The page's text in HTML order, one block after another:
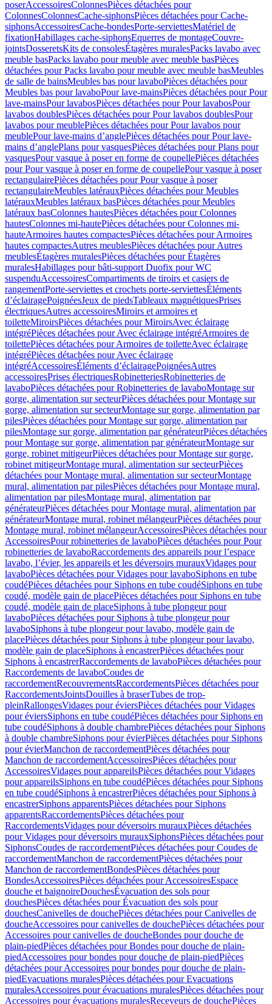
poserAccessoiresColonnesPièces détachées pour
ColonnesColonnesCache-siphonsPièces détachées pour Cache-
siphonsAccessoiresCache-bondesPorte-serviettesMatériel de
fixationHabillages cache-siphonsEquerres de montageCouvre-
jointsDosseretsKits de consolesÉtagères muralesPacks lavabo avec
meuble basPacks lavabo pour meuble avec meuble basPièces
détachées pour Packs lavabo pour meuble avec meuble basMeubles
de salle de bainsMeubles bas pour lavaboPièces détachées pour
Meubles bas pour lavaboPour lave-mainsPièces détachées pour Pour
lave-mainsPour lavabosPièces détachées pour Pour lavabosPour
lavabos doublesPièces détachées pour Pour lavabos doublesPour
lavabos pour meublePièces détachées pour Pour lavabos pour
meublePour lave-mains d’anglePièces détachées pour Pour lave-
mains d’anglePlans pour vasquesPièces détachées pour Plans pour
vasquesPour vasque à poser en forme de coupellePièces détachées
pour Pour vasque à poser en forme de coupellePour vasque à poser
rectangulairePièces détachées pour Pour vasque à poser
rectangulaireMeubles latérauxPièces détachées pour Meubles
latérauxMeubles latéraux basPièces détachées pour Meubles
latéraux basColonnes hautesPièces détachées pour Colonnes
hautesColonnes mi-hautePièces détachées pour Colonnes mi-
hauteArmoires hautes compactesPièces détachées pour Armoires
hautes compactesAutres meublesPièces détachées pour Autres
meublesÉtagères muralesPièces détachées pour Étagères
muralesHabillages pour bâti-support Duofix pour WC
suspenduAccessoiresCompartiments de tiroirs et casiers de
rangementPorte-serviettes et crochets porte-serviettesÉléments
d’éclairagePoignéesJeux de piedsTableaux magnétiquesPrises
électriquesAutres accessoiresMiroirs et armoires et
toiletteMiroirsPièces détachées pour MiroirsAvec éclairage
intégréPièces détachées pour Avec éclairage intégréArmoires de
toilettePièces détachées pour Armoires de toiletteAvec éclairage
intégréPièces détachées pour Avec éclairage
intégréAccessoiresÉléments d’éclairagePoignéesAutres
accessoiresPrises électriquesRobinetteriesRobinetteries de
lavaboPièces détachées pour Robinetteries de lavaboMontage sur
gorge, alimentation sur secteurPièces détachées pour Montage sur
gorge, alimentation sur secteurMontage sur gorge, alimentation par
pilesPièces détachées pour Montage sur gorge, alimentation par
pilesMontage sur gorge, alimentation par générateurPièces détachées
pour Montage sur gorge, alimentation par générateurMontage sur
gorge, robinet mitigeurPièces détachées pour Montage sur gorge,
robinet mitigeurMontage mural, alimentation sur secteurPièces
détachées pour Montage mural, alimentation sur secteurMontage
mural, alimentation par pilesPièces détachées pour Montage mural,
alimentation par pilesMontage mural, alimentation par
générateurPièces détachées pour Montage mural, alimentation par
générateurMontage mural, robinet mélangeurPièces détachées pour
Montage mural, robinet mélangeurAccessoiresPièces détachées pour
AccessoiresPour robinetteries de lavaboPièces détachées pour Pour
robinetteries de lavaboRaccordements des appareils pour l’espace
lavabo, l’évier, les appareils et les déversoirs murauxVidages pour
lavaboPièces détachées pour Vidages pour lavaboSiphons en tube
coudéPièces détachées pour Siphons en tube coudéSiphons en tube
coudé, modèle gain de placePièces détachées pour Siphons en tube
coudé, modèle gain de placeSiphons à tube plongeur pour
lavaboPièces détachées pour Siphons à tube plongeur pour
lavaboSiphons à tube plongeur pour lavabo, modèle gain de
placePièces détachées pour Siphons à tube plongeur pour lavabo,
modèle gain de placeSiphons à encastrerPièces détachées pour
Siphons à encastrerRaccordements de lavaboPièces détachées pour
Raccordements de lavaboCoudes de
raccordementRecouvrementsRaccordementsPièces détachées pour
RaccordementsJointsDouilles à braserTubes de trop-
pleinRallongesVidages pour éviersPièces détachées pour Vidages
pour éviersSiphons en tube coudéPièces détachées pour Siphons en
tube coudéSiphons à double chambrePièces détachées pour Siphons
à double chambreSiphons pour évierPièces détachées pour Siphons
pour évierManchon de raccordementPièces détachées pour
Manchon de raccordementAccessoiresPièces détachées pour
AccessoiresVidages pour appareilsPièces détachées pour Vidages
pour appareilsSiphons en tube coudéPièces détachées pour Siphons
en tube coudéSiphons à encastrerPièces détachées pour Siphons à
encastrerSiphons apparentsPièces détachées pour Siphons
apparentsRaccordementsPièces détachées pour
RaccordementsVidages pour déversoirs murauxPièces détachées
pour Vidages pour déversoirs murauxSiphonsPièces détachées pour
SiphonsCoudes de raccordementPièces détachées pour Coudes de
raccordementManchon de raccordementPièces détachées pour
Manchon de raccordementBondesPièces détachées pour
BondesAccessoiresPièces détachées pour AccessoiresEspace
douche et baignoireDouchesÉvacuation des sols pour
douchesPièces détachées pour Évacuation des sols pour
douchesCanivelles de douchePièces détachées pour Canivelles de
doucheAccessoires pour canivelles de douchePièces détachées pour
Accessoires pour canivelles de doucheBondes pour douche de
plain-piedPièces détachées pour Bondes pour douche de plain-
piedAccessoires pour bondes pour douche de plain-piedPièces
détachées pour Accessoires pour bondes pour douche de plain-
piedEvacuations muralesPièces détachées pour Evacuations
muralesAccessoires pour évacuations muralesPièces détachées pour
Accessoires pour évacuations muralesReceveurs de douchePièces